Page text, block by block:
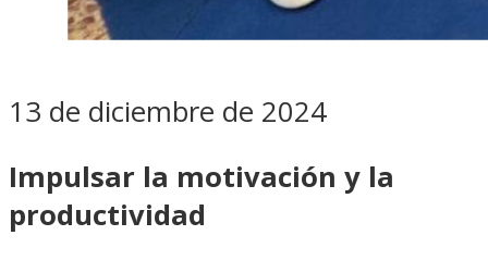
13 de diciembre de 2024
Impulsar la motivación y la
productividad